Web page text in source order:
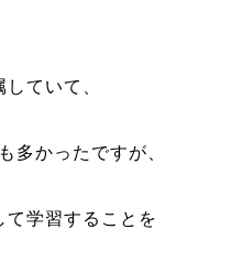
ていて、
多かったですが、
て学習することを